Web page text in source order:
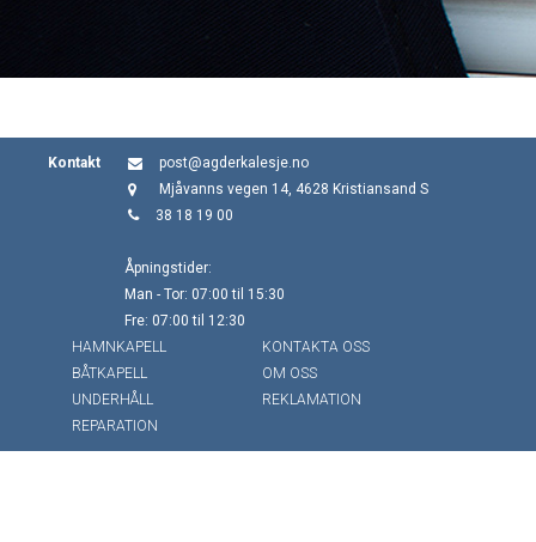
Kontakt
post@agderkalesje.no
Mjåvanns vegen 14, 4628 Kristiansand S
38 18 19 00
Åpningstider:
Man - Tor: 07:00 til 15:30
Fre: 07:00 til 12:30
HAMNKAPELL
BÅTKAPELL
UNDERHÅLL
REPARATION
KONTAKTA OSS
OM OSS
REKLAMATION